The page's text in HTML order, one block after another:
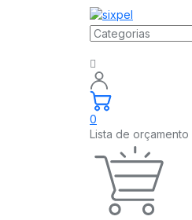
0
Lista de orçamento